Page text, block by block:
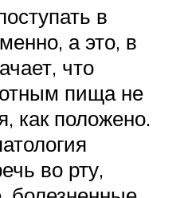
в
а это, в
что
пища не
как положено.
во рту,